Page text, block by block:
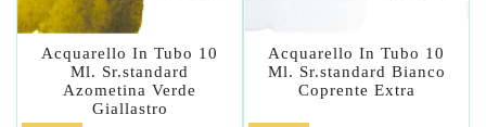
Acquarello In Tubo 10
Ml. Sr.standard
Azometina Verde
Giallastro
Acquarello In Tubo 10
Ml. Sr.standard Bianco
Coprente Extra